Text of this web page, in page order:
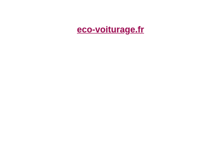
eco-voiturage.fr